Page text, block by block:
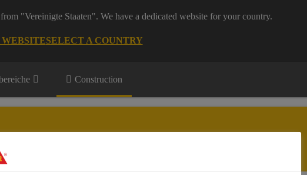
"Vereinigte Staaten". We have a dedicated website for your country.
SELECT A COUNTRY
Construction